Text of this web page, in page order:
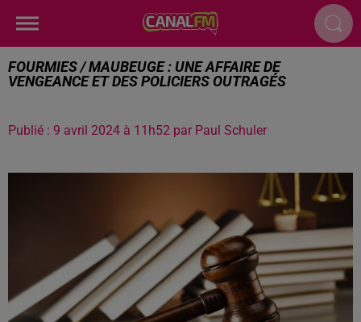
FOURMIES / MAUBEUGE : UNE AFFAIRE DE
VENGEANCE ET DES POLICIERS OUTRAGÉS
Publié : 9 avril 2024 à 11h52 par Paul Schuler